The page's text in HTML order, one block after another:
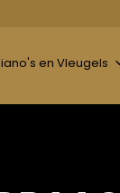
en Vleugels